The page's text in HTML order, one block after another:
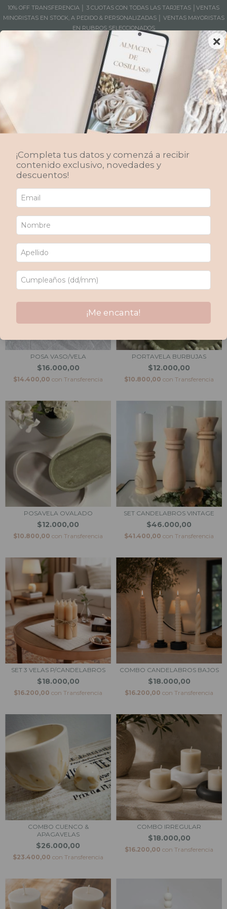
10% OFF TRANSFERENCIA │ 3 CUOTAS CON TODAS LAS TARJETAS │VENTAS
MINORISTAS EN STOCK, A PEDIDO & PERSONALIZADAS │ VENTAS MAYORISTAS
EN RUBROS SELECCIONADOS
0
Candelabros & Posavelas
Elevá la luz en tus ambientes. Piezas de diseño únicas para crear centros
de mesa especiales.
Inicio / Productos / Aromas & Fragancias /
Candelabros & Posavelas
Ordenar por
FILTRAR
POSA VASO/VELA
$16.000,00
$14.400,00 con Transferencia
PORTAVELA BURBUJAS
$12.000,00
$10.800,00 con Transferencia
POSAVELA OVALADO
$12.000,00
$10.800,00 con Transferencia
SET CANDELABROS VINTAGE
$46.000,00
$41.400,00 con Transferencia
SET 3 VELAS P/CANDELABROS
$18.000,00
$16.200,00 con Transferencia
COMBO CANDELABROS BAJOS
$18.000,00
$16.200,00 con Transferencia
COMBO CUENCO &
APAGAVELAS
$26.000,00
$23.400,00 con Transferencia
COMBO IRREGULAR
$18.000,00
$16.200,00 con Transferencia
×
¡Completa tus datos y comenzá a recibir
contenido exclusivo, novedades y
descuentos!
¡Me encanta!